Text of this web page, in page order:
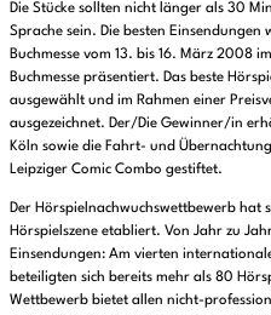
Die Stücke sollten nicht länger als 30
Sprache sein. Die besten Einsendungen
Buchmesse vom 13. bis 16. März 2008
Buchmesse präsentiert. Das beste
ausgewählt und im Rahmen einer
ausgezeichnet. Der/Die Gewinner/in
Köln sowie die Fahrt- und
Leipziger Comic Combo gestiftet.
Der Hörspielnachwuchswettbewerb hat
Hörspielszene etabliert. Von Jahr zu
Einsendungen: Am vierten
beteiligten sich bereits mehr als 80
Wettbewerb bietet allen nicht-